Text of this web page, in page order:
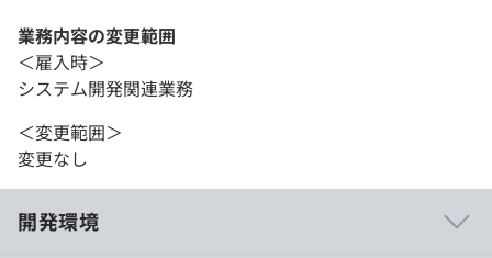
業務内容の変更範囲
＜雇入時＞
システム開発関連業務
＜変更範囲＞
変更なし
開発環境